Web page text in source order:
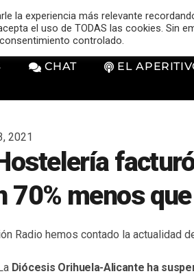
CHAT EL
2021
70% menos
Radio hemos contado la actualidad
Diócesis Orihuela-Alicante ha
la experiencia más relevante
el uso de TODAS las cookies. Sin
controlado.